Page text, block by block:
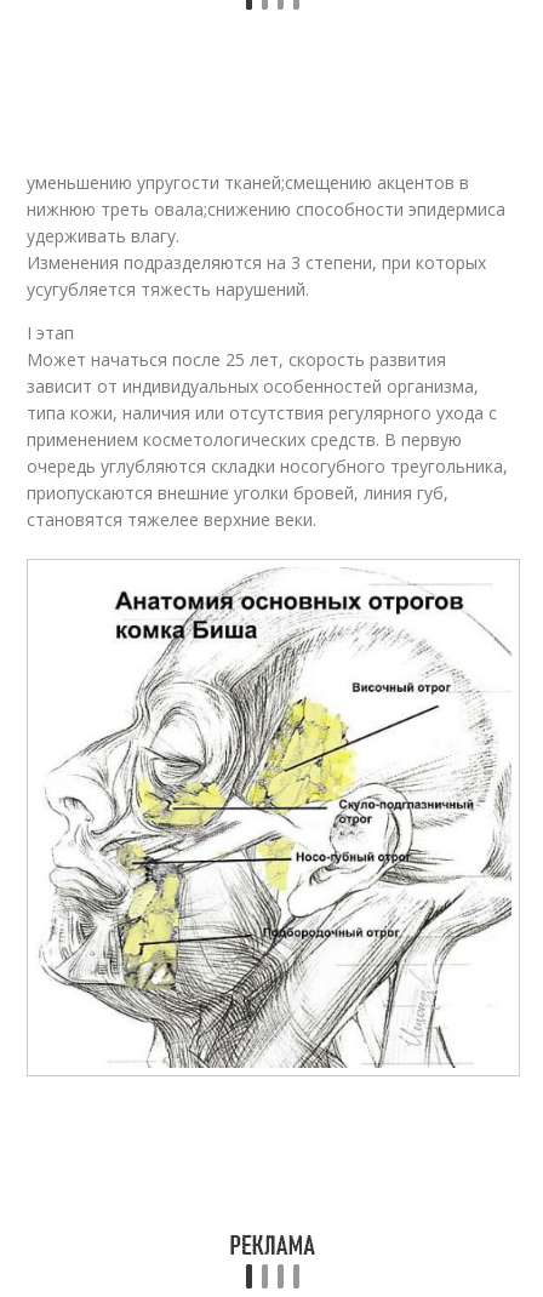
уменьшению упругости тканей;смещению акцентов в
нижнюю треть овала;снижению способности эпидермиса
удерживать влагу.
Изменения подразделяются на 3 степени, при которых
усугубляется тяжесть нарушений.
I этап
Может начаться после 25 лет, скорость развития
зависит от индивидуальных особенностей организма,
типа кожи, наличия или отсутствия регулярного ухода с
применением косметологических средств. В первую
очередь углубляются складки носогубного треугольника,
приопускаются внешние уголки бровей, линия губ,
становятся тяжелее верхние веки.